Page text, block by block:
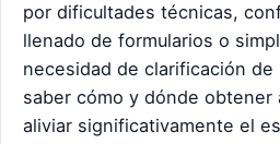
por dificultades técnicas,
llenado de formularios o
necesidad de clarificación
saber cómo y dónde obtener
aliviar significativamente el